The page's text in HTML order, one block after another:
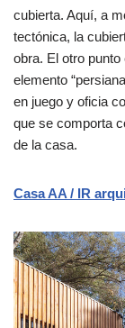
cubierta. Aquí, a
tectónica, la
obra. El otro
elemento
en juego y oficia
que se comporta
de la casa.
Casa AA / IR